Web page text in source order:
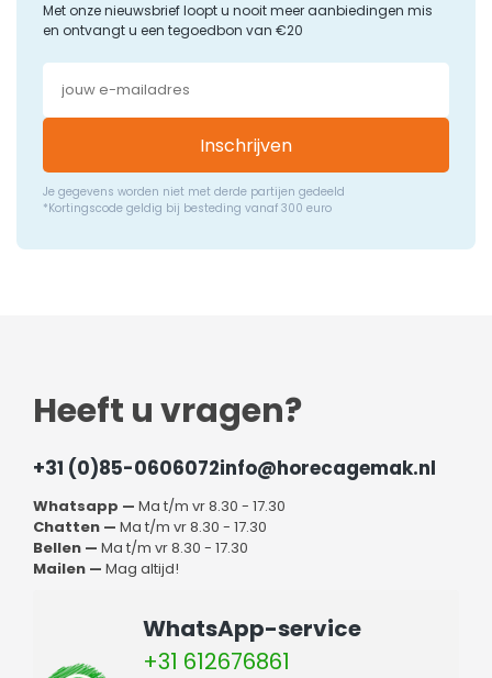
Met onze nieuwsbrief loopt u nooit meer aanbiedingen mis
en ontvangt u een tegoedbon van €20
Inschrijven
Je gegevens worden niet met derde partijen gedeeld
*Kortingscode geldig bij besteding vanaf 300 euro
Heeft u vragen?
+31 (0)85-0606072info@horecagemak.nl
Whatsapp — Ma t/m vr 8.30 - 17.30
Chatten — Ma t/m vr 8.30 - 17.30
Bellen — Ma t/m vr 8.30 - 17.30
Mailen — Mag altijd!
WhatsApp-service
+31 612676861